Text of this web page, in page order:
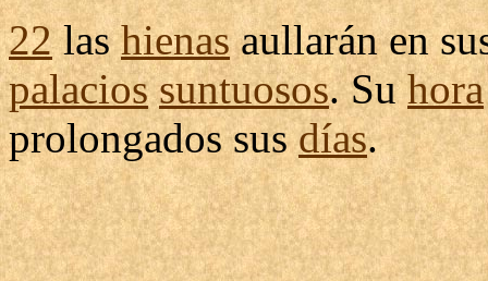
22lashienas aullaránen
palacios suntuosos. Suhora
prolongadossusdías.